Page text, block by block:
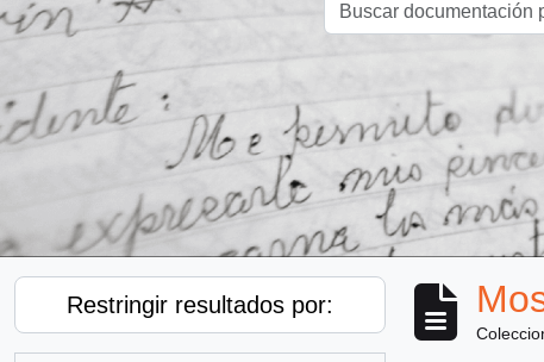
Restringir resultados por: